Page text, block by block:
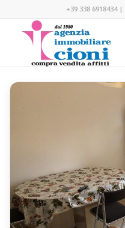
+39 338 6918434|